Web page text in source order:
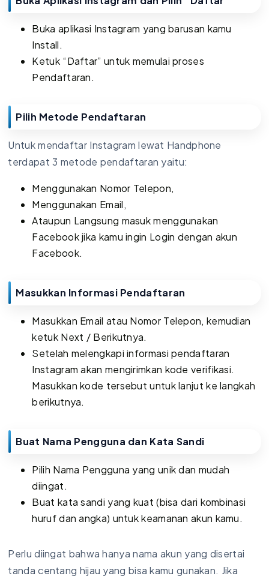
Buka aplikasi Instagram yang barusan kamu
Install.
Ketuk “Daftar” untuk memulai proses
Pendaftaran.
Pilih Metode Pendaftaran
Untuk mendaftar Instagram lewat Handphone
terdapat 3 metode pendaftaran yaitu:
Menggunakan Nomor Telepon,
Menggunakan Email,
Ataupun Langsung masuk menggunakan
Facebook jika kamu ingin Login dengan akun
Facebook.
Masukkan Informasi Pendaftaran
Masukkan Email atau Nomor Telepon, kemudian
ketuk Next / Berikutnya.
Setelah melengkapi informasi pendaftaran
Instagram akan mengirimkan kode verifikasi.
Masukkan kode tersebut untuk lanjut ke langkah
berikutnya.
Buat Nama Pengguna dan Kata Sandi
Pilih Nama Pengguna yang unik dan mudah
diingat.
Buat kata sandi yang kuat (bisa dari kombinasi
huruf dan angka) untuk keamanan akun kamu.
Perlu diingat bahwa hanya nama akun yang disertai
tanda centang hijau yang bisa kamu gunakan. Jika